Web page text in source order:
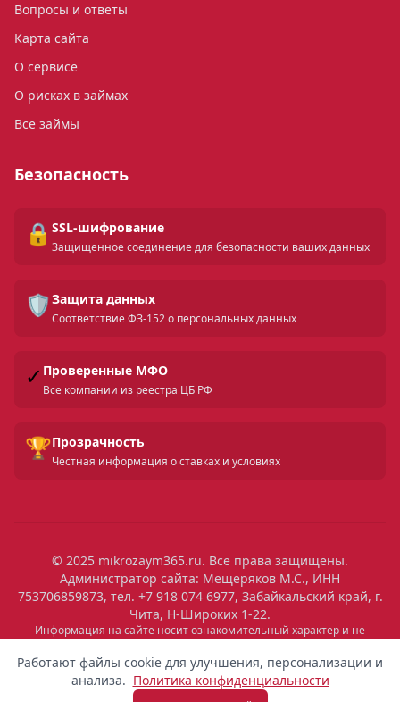
Работают файлы cookie для улучшения, персонализации и
анализа. Политика конфиденциальности
Вопросы и ответы
Карта сайта
О сервисе
О рисках в займах
Все займы
Безопасность
🔒 SSL-шифрование
Защищенное соединение для безопасности ваших данных
🛡️ Защита данных
Соответствие ФЗ-152 о персональных данных
✓ Проверенные МФО
Все компании из реестра ЦБ РФ
🏆Прозрачность
Честная информация о ставках и условиях
© 2025 mikrozaym365.ru. Все права защищены.
Администратор сайта: Мещеряков М.С., ИНН
753706859873, тел. +7 918 074 6977, Забайкальский край, г.
Чита, Н-Широких 1-22.
Информация на сайте носит ознакомительный характер и не
является публичной офертой. Все условия микрозаймов уточняйте
на сайтах МФО. Помните: займ — это обязательство, которое
необходимо исполнять. Невыполнение обязательств влечет штрафы
и ухудшение кредитной истории. Услуги предоставляются